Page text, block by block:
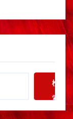
検
索